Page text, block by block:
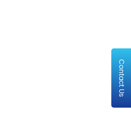
Contact Us